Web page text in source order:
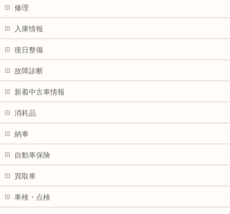
修理
入庫情報
後日整備
故障診断
新着中古車情報
消耗品
納車
自動車保険
買取車
車検・点検